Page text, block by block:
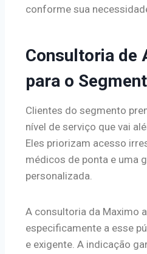
conforme sua
Consultoria de
para o
Clientes do segmento
nível de serviço que vai
Eles priorizam acesso
médicos de ponta e uma
personalizada.
A consultoria da Maximo
especificamente a esse
e exigente. A indicação